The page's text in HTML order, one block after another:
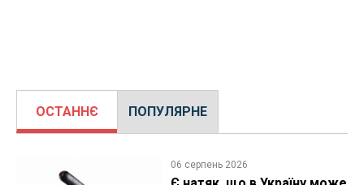
ОСТАННЄ ПОПУЛЯРНЕ
06 серпень 2026